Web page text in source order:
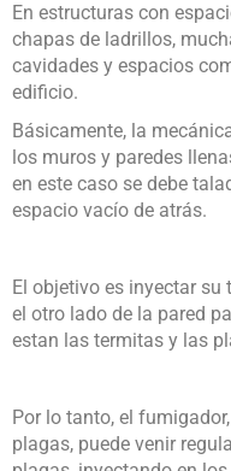
En estructuras con
chapas de ladrillos,
cavidades y espacios
edificio.
Básicamente, la
los muros y paredes
en este caso se debe
espacio vacío de atrás.
El objetivo es inyectar
el otro lado de la pared
estan las termitas y las
Por lo tanto, el
plagas, puede venir